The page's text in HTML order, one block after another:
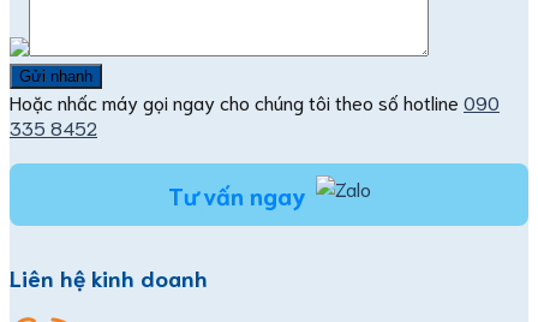
Hoặc nhấc máy gọi ngay cho chúng tôi theo số hotline 090
335 8452
Tư vấn ngay
Liên hệ kinh doanh